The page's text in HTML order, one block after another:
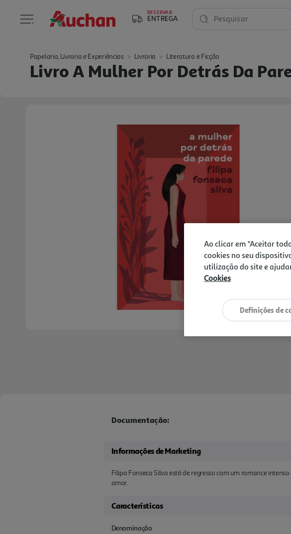
RESERVAR
ENTREGA Pesquisar
Papelaria, Livraria e Experiências Livraria Literatura e Ficção
Livro A Mulher Por Detrás Da
Documentação:
Informações de Marketing
Filipa Fonseca Silva está de regresso com um romance
amor.
Características
Denominação
Ao clicar em "Aceitar
cookies no seu
utilização do site e
Cookies
Definições de